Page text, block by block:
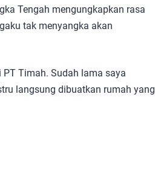
Tengah mengungkapkan rasa
tak menyangka akan
Timah. Sudah lama saya
langsung dibuatkan rumah yang